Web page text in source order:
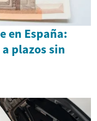
en España:
plazos sin